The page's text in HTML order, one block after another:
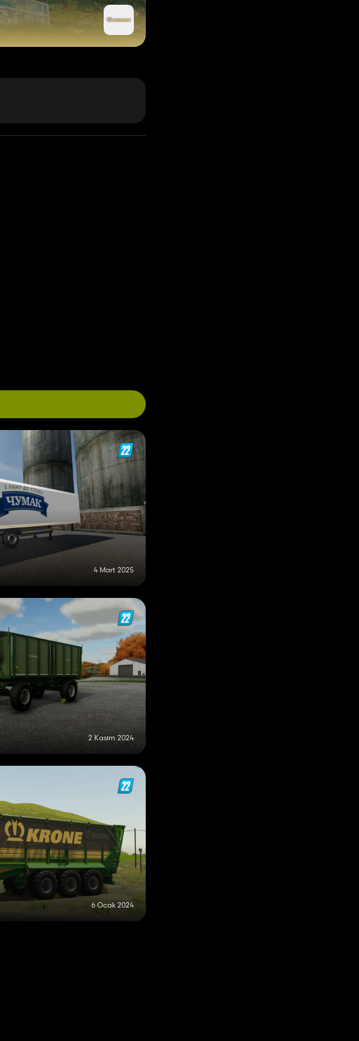
4 Mart 2025
2 Kasım 2024
6 Ocak 2024